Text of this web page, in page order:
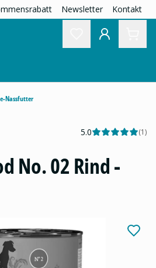
Newsletter Kontakt
Nassfutter
5.0 (1)
No. 02 Rind -